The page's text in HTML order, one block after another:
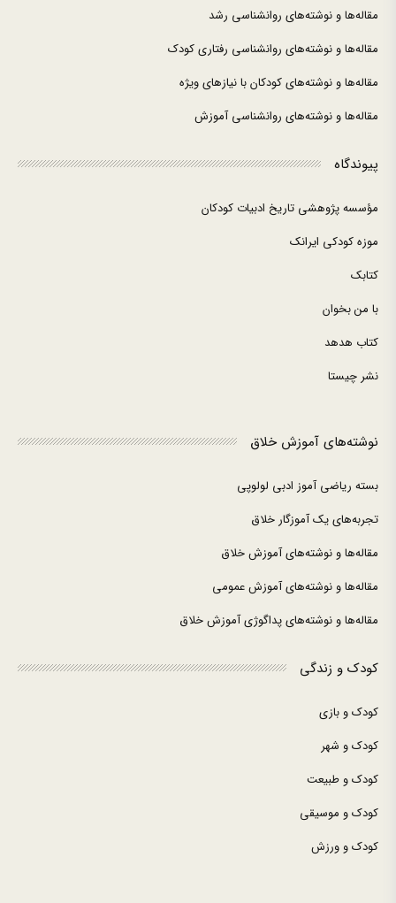
مقاله‌ها و نوشته‌های روانشناسی رشد
مقاله‌ها و نوشته‌های روانشناسی رفتاری کودک
مقاله‌ها و نوشته‌های کودکان با نیازهای ویژه
مقاله‌ها و نوشته‌های روانشناسی آموزش
پیوندگاه
مؤسسه پژوهشی تاریخ ادبیات کودکان
موزه کودکی ایرانک
کتابک
با من بخوان
کتاب هدهد
نشر چیستا
نوشته‌های آموزش خلاق
بسته ریاضی آموز ادبی لولوپی
تجربه‌های یک آموزگار خلاق
مقاله‌ها و نوشته‌های آموزش خلاق
مقاله‌ها و نوشته‌های آموزش عمومی
مقاله‌ها و نوشته‌های پداگوژی آموزش خلاق
کودک و زندگی
کودک و بازی
کودک و شهر
کودک و طبیعت
کودک و موسیقی
کودک و ورزش